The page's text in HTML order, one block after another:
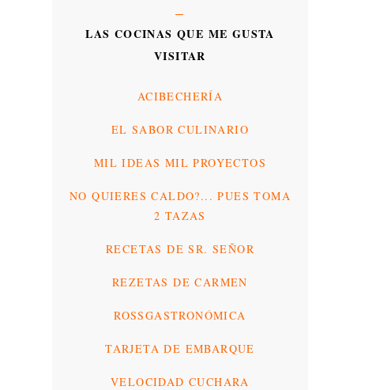
LAS COCINAS QUE ME GUSTA
VISITAR
ACIBECHERÍA
EL SABOR CULINARIO
MIL IDEAS MIL PROYECTOS
NO QUIERES CALDO?... PUES TOMA
2 TAZAS
RECETAS DE SR. SEÑOR
REZETAS DE CARMEN
ROSSGASTRONÓMICA
TARJETA DE EMBARQUE
VELOCIDAD CUCHARA